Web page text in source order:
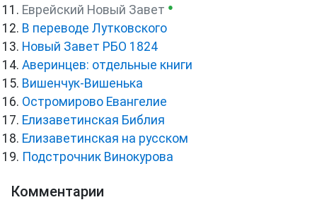
Еврейский Новый Завет ●
В переводе Лутковского
Новый Завет РБО 1824
Аверинцев: отдельные книги
Вишенчук-Вишенька
Остромирово Евангелие
Елизаветинская Библия
Елизаветинская на русском
Подстрочник Винокурова
Комментарии